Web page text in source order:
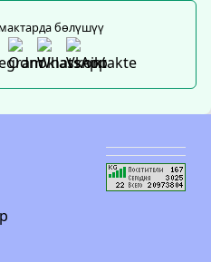
бөлүшүү